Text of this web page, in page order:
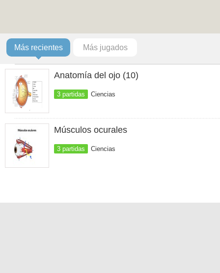
Más recientes Más jugados
Anatomía del ojo (10)
3 partidas Ciencias
Músculos ocurales
3 partidas Ciencias